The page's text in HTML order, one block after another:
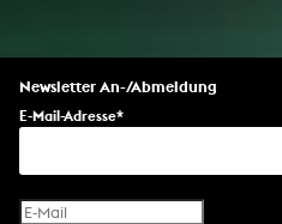
Newsletter An-/Abmeldung
E-Mail-Adresse*